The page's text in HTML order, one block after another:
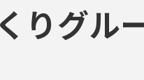
りグル